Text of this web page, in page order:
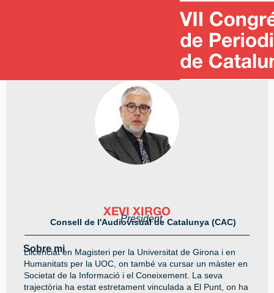
XEVI XIRGO
President
Consell de l'Audiovisual de Catalunya (CAC)
Sobre mi
Llicenciat en Magisteri per la Universitat de Girona i en
Humanitats per la UOC, on també va cursar un màster en
Societat de la Informació i el Coneixement. La seva
trajectòria ha estat estretament vinculada a El Punt, on ha